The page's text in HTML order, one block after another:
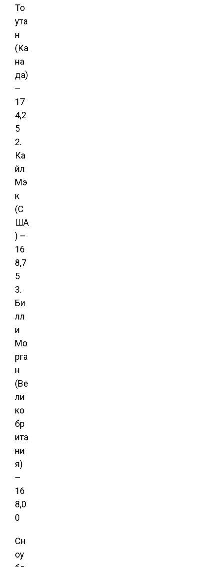
То
ута
н
(Ка
на
да)
–
17
4,2
5
2.
Ка
йл
Мэ
к
(С
ША
) –
16
8,7
5
3.
Би
лл
и
Мо
рга
н
(Ве
ли
ко
бр
ита
ни
я)
–
16
8,0
0
Сн
оу